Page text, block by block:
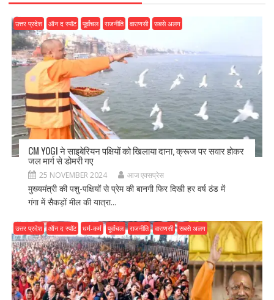
उत्तर प्रदेश ऑन द स्पॉट पूर्वांचल राजनीति वाराणसी सबसे अलग
CM YOGI ने साइबेरियन पक्षियों को खिलाया दाना, क्रूज पर सवार होकर
जल मार्ग से डोमरी गए
25 NOVEMBER 2024 आज एक्सप्रेस
मुख्यमंत्री की पशु-पक्षियों से प्रेम की बानगी फिर दिखी हर वर्ष ठंड में
गंगा में सैकड़ों मील की यात्रा...
उत्तर प्रदेश ऑन द स्पॉट धर्म-कर्म पूर्वांचल राजनीति वाराणसी सबसे अलग